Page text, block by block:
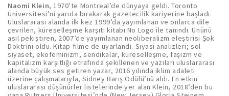
Naomi Klein, 1970’te Montreal’de dünyaya geldi. Toronto
Üniversitesi’ni yarıda bırakarak gazetecilik kariyerine başladı.
Uluslararası alanda ilk kez 1999’da yayımlanan ve onlarca dile
çevrilen, küreselleşme karşıtı kitabı No Logo ile tanındı. Ününü
asıl pekiştiren, 2007’de yayımlanan neoliberalizm eleştirisi Şok
Doktrini oldu. Kitap filme de uyarlandı. Siyasi analizleri; sol
siyaset, ekofeminizm, sendikalar, küreselleşme, faşizm ve
kapitalizm karşıtlığı etrafında şekillenen ve yazıları uluslararası
alanda büyük ses getiren yazar, 2016 yılında iklim adaleti
üzerine çalışmalarıyla, Sidney Barış Ödülü’nü aldı. En etkin
uluslararası düşünürler listelerinde yer alan Klein, 2018’den bu